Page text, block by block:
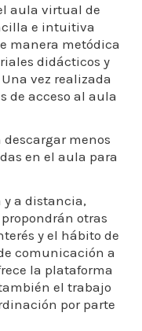
aula virtual de
e intuitiva
manera metódica
didácticos y
vez realizada
de acceso al aula
descargar menos
en el aula para
y a distancia,
otras
y el hábito de
comunicación a
la plataforma
el trabajo
por parte